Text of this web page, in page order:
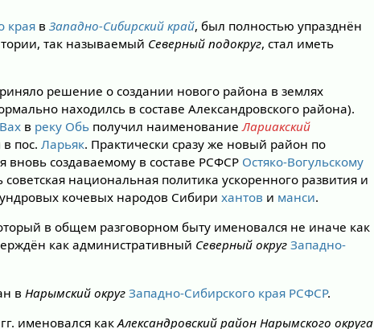
края вЗападно-Сибирский край, был полностью упразднён
так называемый Северный подокруг, стал иметь
решение о создании нового района в землях
находилсь в составе Александровского района).
в реку Обь получил наименованиеЛариакский
в пос.Ларьяк. Практически сразу же новый район по
создаваемому в составе РСФСР Остяко-Вогульскому
национальная политика ускоренного развития и
кочевых народов Сибирихантов и манси.
в общем разговорном быту именовался не иначе как
как административный Северный округ Западно-
в Нарымский округ Западно-Сибирского края РСФСР.
именовался какАлександровский район Нарымского округа